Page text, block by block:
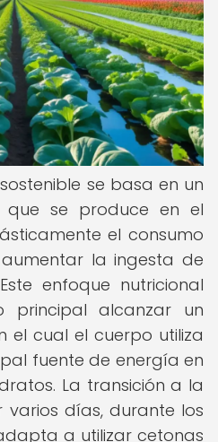
se basa en un
que se produce en el
el consumo
la ingesta de
enfoque nutricional
principal alcanzar un
el cual el cuerpo utiliza
fuente de energía en
La transición a la
días, durante los
a utilizar cetonas